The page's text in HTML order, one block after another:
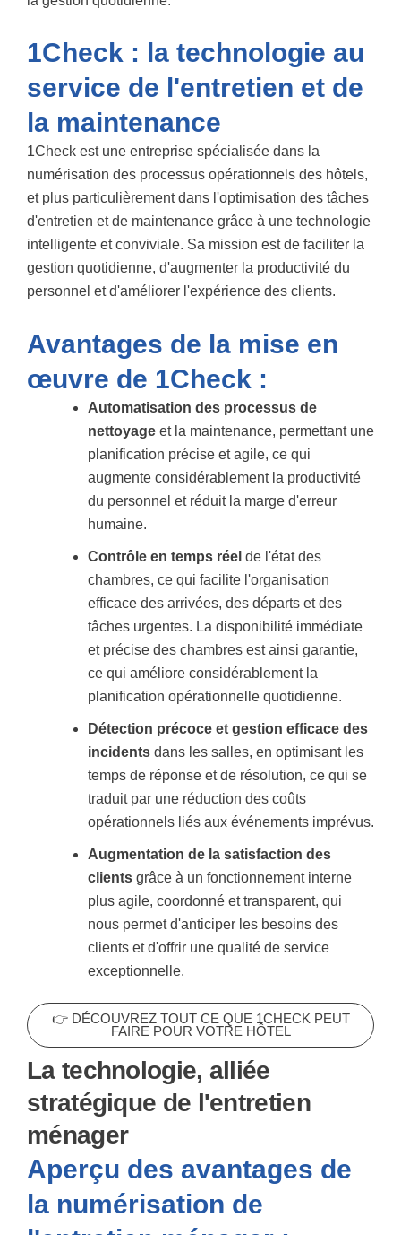
1Check : la technologie au
service de l'entretien et de
la maintenance
1Check est une entreprise spécialisée dans la
numérisation des processus opérationnels des hôtels,
et plus particulièrement dans l'optimisation des tâches
d'entretien et de maintenance grâce à une technologie
intelligente et conviviale. Sa mission est de faciliter la
gestion quotidienne, d'augmenter la productivité du
personnel et d'améliorer l'expérience des clients.
Avantages de la mise en
œuvre de 1Check :
Automatisation des processus de
nettoyage et la maintenance, permettant une
planification précise et agile, ce qui
augmente considérablement la productivité
du personnel et réduit la marge d'erreur
humaine.
Contrôle en temps réel de l'état des
chambres, ce qui facilite l'organisation
efficace des arrivées, des départs et des
tâches urgentes. La disponibilité immédiate
et précise des chambres est ainsi garantie,
ce qui améliore considérablement la
planification opérationnelle quotidienne.
Détection précoce et gestion efficace des
incidents dans les salles, en optimisant les
temps de réponse et de résolution, ce qui se
traduit par une réduction des coûts
opérationnels liés aux événements imprévus.
Augmentation de la satisfaction des
clients grâce à un fonctionnement interne
plus agile, coordonné et transparent, qui
nous permet d'anticiper les besoins des
clients et d'offrir une qualité de service
exceptionnelle.
👉 DÉCOUVREZ TOUT CE QUE 1CHECK PEUT
FAIRE POUR VOTRE HÔTEL
La technologie, alliée
stratégique de l'entretien
ménager
Aperçu des avantages de
la numérisation de